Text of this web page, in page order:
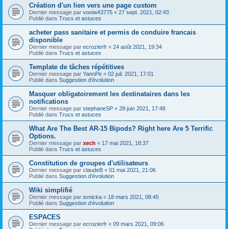
Création d'un lien vers une page custom
Dernier message par voxiw43775 « 27 sept. 2021, 02:43
Publié dans Trucs et astuces
acheter pass sanitaire et permis de conduire francais
disponible
Dernier message par ecrozierfr « 24 août 2021, 19:34
Publié dans Trucs et astuces
Template de tâches répétitives
Dernier message par YannPe « 02 juil. 2021, 17:01
Publié dans Suggestion d'évolution
Masquer obligatoirement les destinataires dans les
notifications
Dernier message par stephaneSP « 28 juin 2021, 17:48
Publié dans Trucs et astuces
What Are The Best AR-15 Bipods? Right here Are 5 Terrific
Options.
Dernier message par xech « 17 mai 2021, 18:37
Publié dans Trucs et astuces
Constitution de groupes d'utilisateurs
Dernier message par claudeB « 01 mai 2021, 21:06
Publié dans Suggestion d'évolution
Wiki simplifié
Dernier message par ismicka « 18 mars 2021, 08:45
Publié dans Suggestion d'évolution
ESPACES
Dernier message par ecrozierfr « 09 mars 2021, 09:06